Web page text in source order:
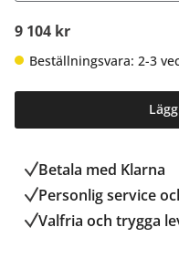
9 104 kr
Beställningsvara: 2-3
Betala med Klarna
Personlig service
Valfria och trygga